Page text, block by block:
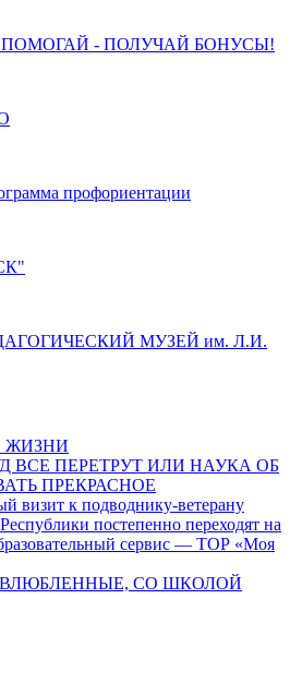
ПОМОГАЙ - ПОЛУЧАЙ БОНУСЫ!
профориентации
МУЗЕЙ им. Л.И.
ЖИЗНИ
ВСЕ ПЕРЕТРУТ ИЛИ НАУКА ОБ
ПРЕКРАСНОЕ
к подводнику-ветерану
постепенно переходят на
сервис — ТОР «Моя
СО ШКОЛОЙ